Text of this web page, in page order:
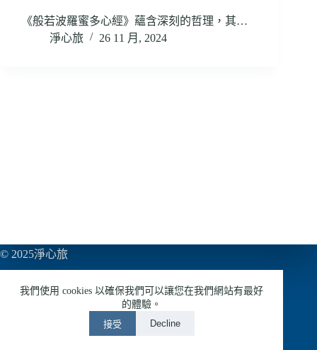
我們使用 cookies 以確保我們可以讓您在我們網站有最好
的體驗。
接受
Decline
《般若波羅蜜多心經》蘊含深刻的哲理，其…
淨心旅
26 11 月, 2024
© 2025淨心旅
亞巨多媒體有限公司
54953433